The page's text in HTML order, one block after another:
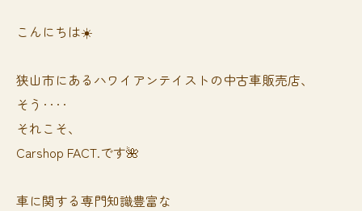
こんにちは☀️
狭山市にあるハワイアンテイストの中古車販売店、
そう‥‥
それこそ、
Carshop FACT.です🌺
車に関する専門知識豊富な